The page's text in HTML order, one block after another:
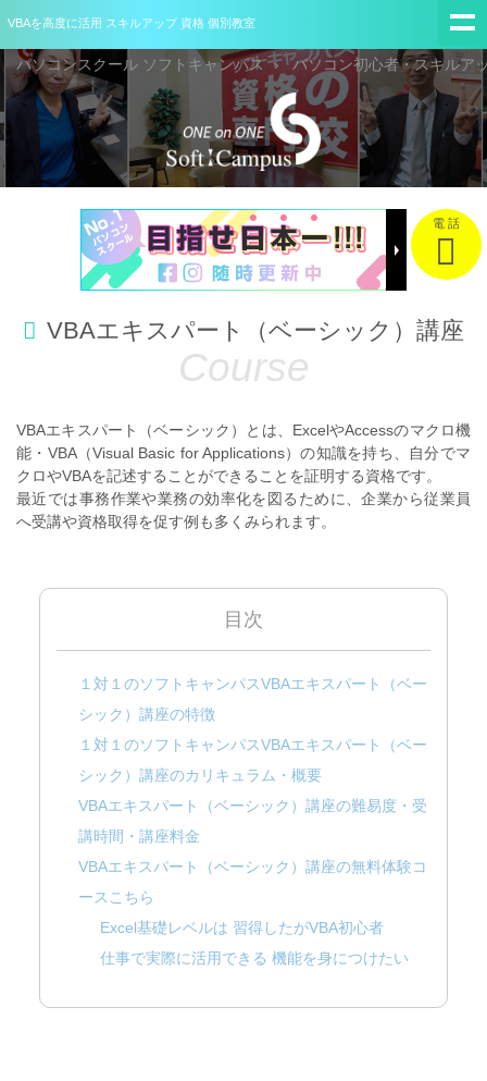
VBAを高度に活用 スキルアップ 資格 個別教室
パソコンスクール ソフトキャンパス パソコン初心者・スキルア
電 話
VBAエキスパート（ベーシック）講座
VBAエキスパート（ベーシック）とは、 ExcelやAccessのマクロ機
能・VBA（Visual Basic for Applications）の知識を持ち、自分でマ
クロやVBAを記述することができることを証明する資格です。
最近では事務作業や業務の効率化を図るために、企業から従業員
へ受講や資格取得を促す例も多くみられます。
目次
１対１のソフトキャンパスVBAエキスパート（ベー
シック）講座の特徴
１対１のソフトキャンパスVBAエキスパート（ベー
シック）講座のカリキュラム・概要
VBAエキスパート（ベーシック）講座の難易度・受
講時間・講座料金
VBAエキスパート（ベーシック）講座の無料体験コ
ースこちら
Excel基礎レベルは 習得したがVBA初心者
仕事で実際に活用できる 機能を身につけたい